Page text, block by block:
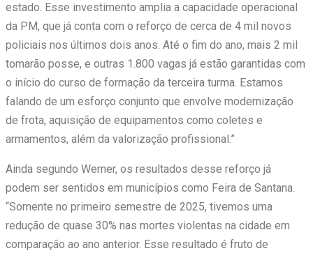
estado. Esse investimento amplia a capacidade operacional
da PM, que já conta com o reforço de cerca de 4 mil novos
policiais nos últimos dois anos. Até o fim do ano, mais 2 mil
tomarão posse, e outras 1.800 vagas já estão garantidas com
o início do curso de formação da terceira turma. Estamos
falando de um esforço conjunto que envolve modernização
de frota, aquisição de equipamentos como coletes e
armamentos, além da valorização profissional.”
Ainda segundo Werner, os resultados desse reforço já
podem ser sentidos em municípios como Feira de Santana.
“Somente no primeiro semestre de 2025, tivemos uma
redução de quase 30% nas mortes violentas na cidade em
comparação ao ano anterior. Esse resultado é fruto de